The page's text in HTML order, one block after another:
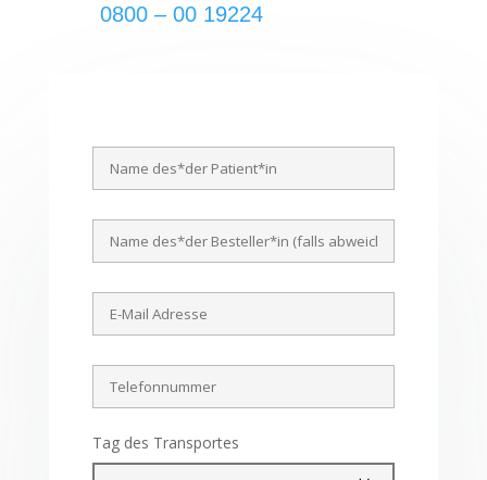
0800 – 00 19224
Tag des Transportes